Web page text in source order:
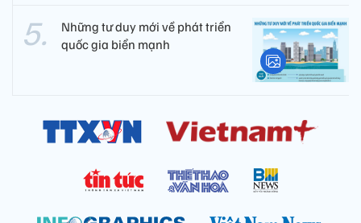
Những tư duy mới về phát triển
quốc gia biển mạnh